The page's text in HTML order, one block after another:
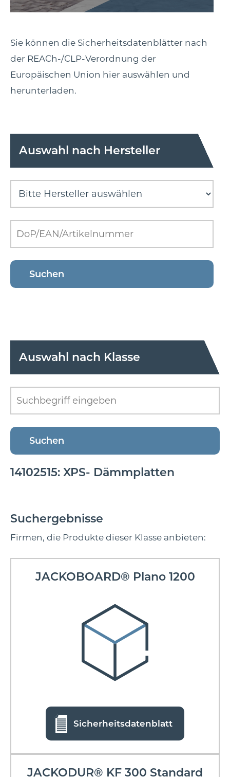
Sie können die Sicherheitsdatenblätter nach
der REACh-/CLP-Verordnung der
Europäischen Union hier auswählen und
herunterladen.
Auswahl nach Hersteller
Auswahl nach Klasse
14102515: XPS- Dämmplatten
Suchergebnisse
Firmen, die Produkte dieser Klasse anbieten:
JACKOBOARD® Plano 1200
Sicherheitsdatenblatt
JACKODUR® KF 300 Standard